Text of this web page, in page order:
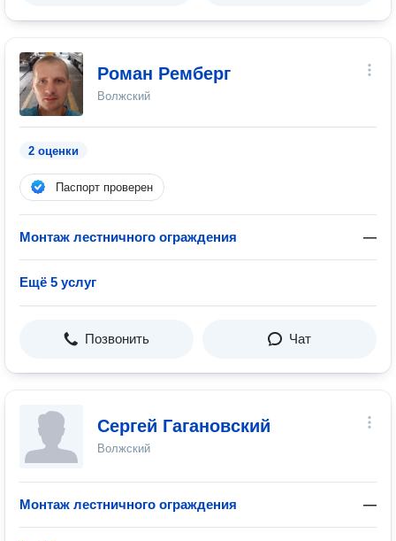
Роман Ремберг
Волжский
2 оценки
Паспорт проверен
Монтаж лестничного ограждения —
Ещё 5 услуг
Позвонить Чат
Сергей Гагановский
Волжский
Монтаж лестничного ограждения —